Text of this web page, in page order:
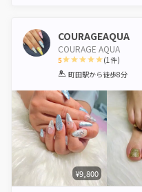
COURAGEAQUA
COURAGE AQUA
5
1 2 3 4 5
(1件)
町田駅から徒歩8分
¥9,800